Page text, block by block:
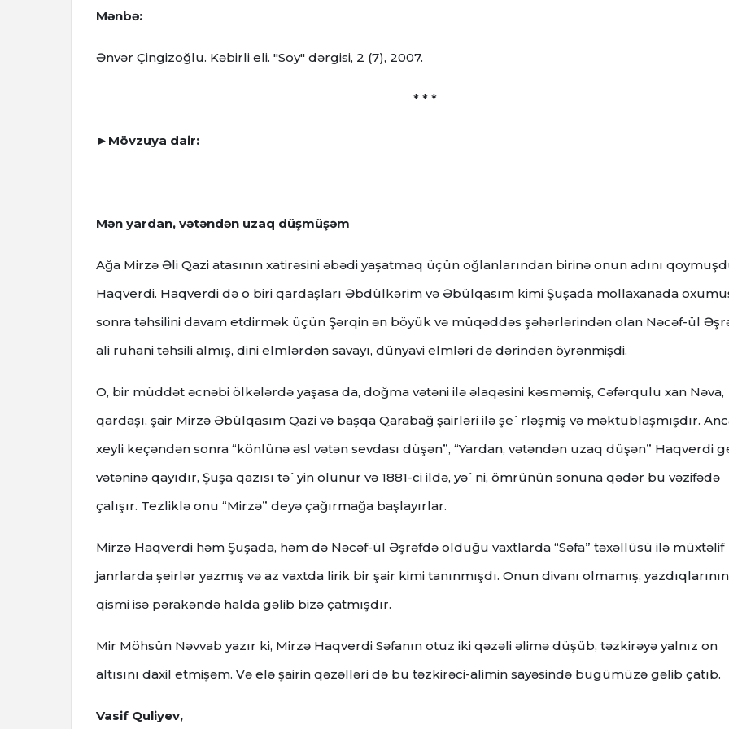
Mənbə:
Ənvər Çingizoğlu. Kəbirli eli. "Soy" dərgisi, 2 (7), 2007.
* * *
►Mövzuya dair:
Mən yardan, vətəndən uzaq düşmüşəm
Ağa Mirzə Əli Qazi atasının xatirəsini əbədi yaşatmaq üçün oğlanlarından birinə onun adını
Haqverdi. Haqverdi də o biri qardaşları Əbdülkərim və Əbülqasım kimi Şuşada mollaxanada
sonra təhsilini davam etdirmək üçün Şərqin ən böyük və müqəddəs şəhərlərindən olan Nəcəf-ül
ali ruhani təhsili almış, dini elmlərdən savayı, dünyavi elmləri də dərindən öyrənmişdi.
O, bir müddət əcnəbi ölkələrdə yaşasa da, doğma vətəni ilə əlaqəsini kəsməmiş, Cəfərqulu xan Nəva,
qardaşı, şair Mirzə Əbülqasım Qazi və başqa Qarabağ şairləri ilə şe`rləşmiş və məktublaşmışdır.
xeyli keçəndən sonra “könlünə əsl vətən sevdası düşən”, “Yardan, vətəndən uzaq düşən” Haqverdi
vətəninə qayıdır, Şuşa qazısı tə`yin olunur və 1881-ci ildə, yə`ni, ömrünün sonuna qədər bu vəzifədə
çalışır. Tezliklə onu “Mirzə” deyə çağırmağa başlayırlar.
Mirzə Haqverdi həm Şuşada, həm də Nəcəf-ül Əşrəfdə olduğu vaxtlarda “Səfa” təxəllüsü ilə müxtəlif
janrlarda şeirlər yazmış və az vaxtda lirik bir şair kimi tanınmışdı. Onun divanı olmamış,
qismi isə pərakəndə halda gəlib bizə çatmışdır.
Mir Möhsün Nəvvab yazır ki, Mirzə Haqverdi Səfanın otuz iki qəzəli əlimə düşüb, təzkirəyə yalnız on
altısını daxil etmişəm. Və elə şairin qəzəlləri də bu təzkirəci-alimin sayəsində bugümüzə gəlib çatıb.
Vasif Quliyev,